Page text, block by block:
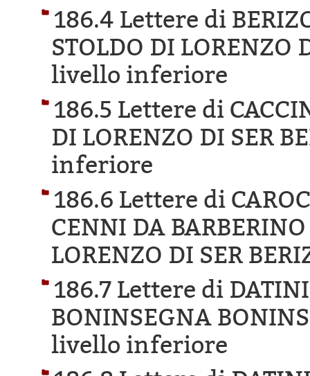
186.4 Lettere di
STOLDO DI LORENZO
livello inferiore
186.5 Lettere di
DI LORENZO DI SER
inferiore
186.6 Lettere di
CENNI DA
LORENZO DI SER
186.7 Lettere di
BONINSEGNA
livello inferiore